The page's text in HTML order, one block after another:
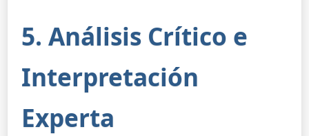
5. Análisis Crítico e
Interpretación
Experta